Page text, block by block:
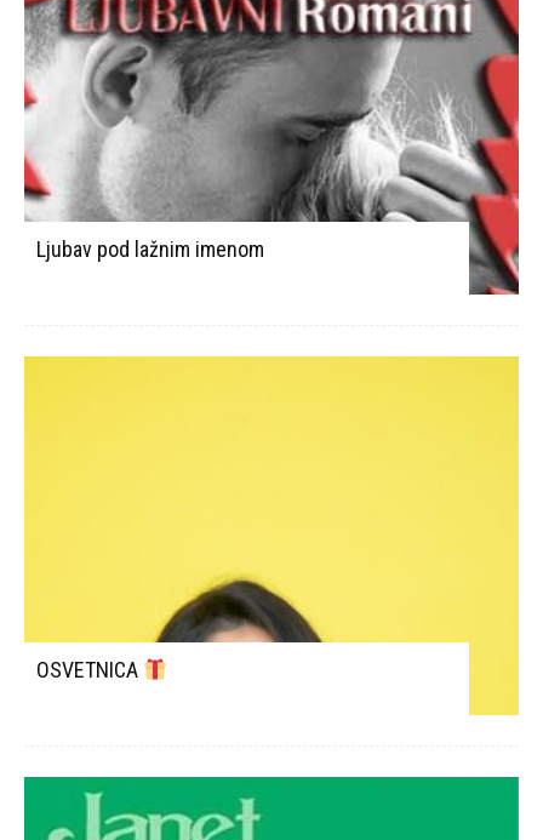
Ljubav pod lažnim imenom
OSVETNICA